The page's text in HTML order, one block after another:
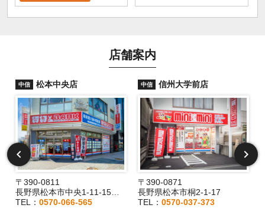
店舗案内
中信 松本中央店
〒390-0811
長野県松本市中央1-11-15桂林堂ビル1F
TEL： 0570-066-565
中信 信州大学前店
〒390-0871
長野県松本市桐2-1-17
TEL：0570-037-373